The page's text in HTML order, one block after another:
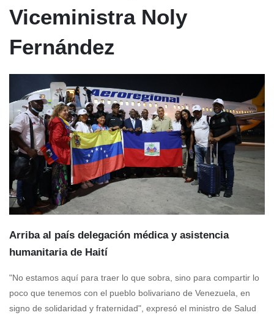
Viceministra Noly
Fernández
Arriba al país delegación médica y asistencia
humanitaria de Haití
"No estamos aquí para traer lo que sobra, sino para compartir lo
poco que tenemos con el pueblo bolivariano de Venezuela, en
signo de solidaridad y fraternidad", expresó el ministro de Salud